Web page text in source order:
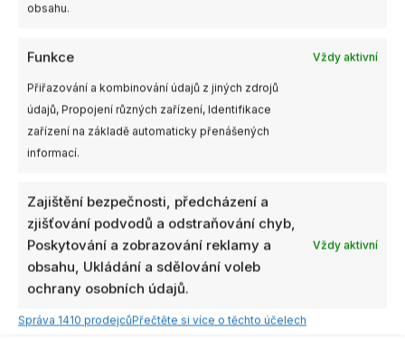
obsahu.
Funkce Vždy aktivní
Přiřazování a kombinování údajů z jiných zdrojů
údajů, Propojení různých zařízení, Identifikace
zařízení na základě automaticky přenášených
informací.
Zajištění bezpečnosti, předcházení a
zjišťování podvodů a odstraňování chyb,
Poskytování a zobrazování reklamy a
obsahu, Ukládání a sdělování voleb
ochrany osobních údajů.
Vždy aktivní
Správa 1410 prodejcůPřečtěte si více o těchto účelech